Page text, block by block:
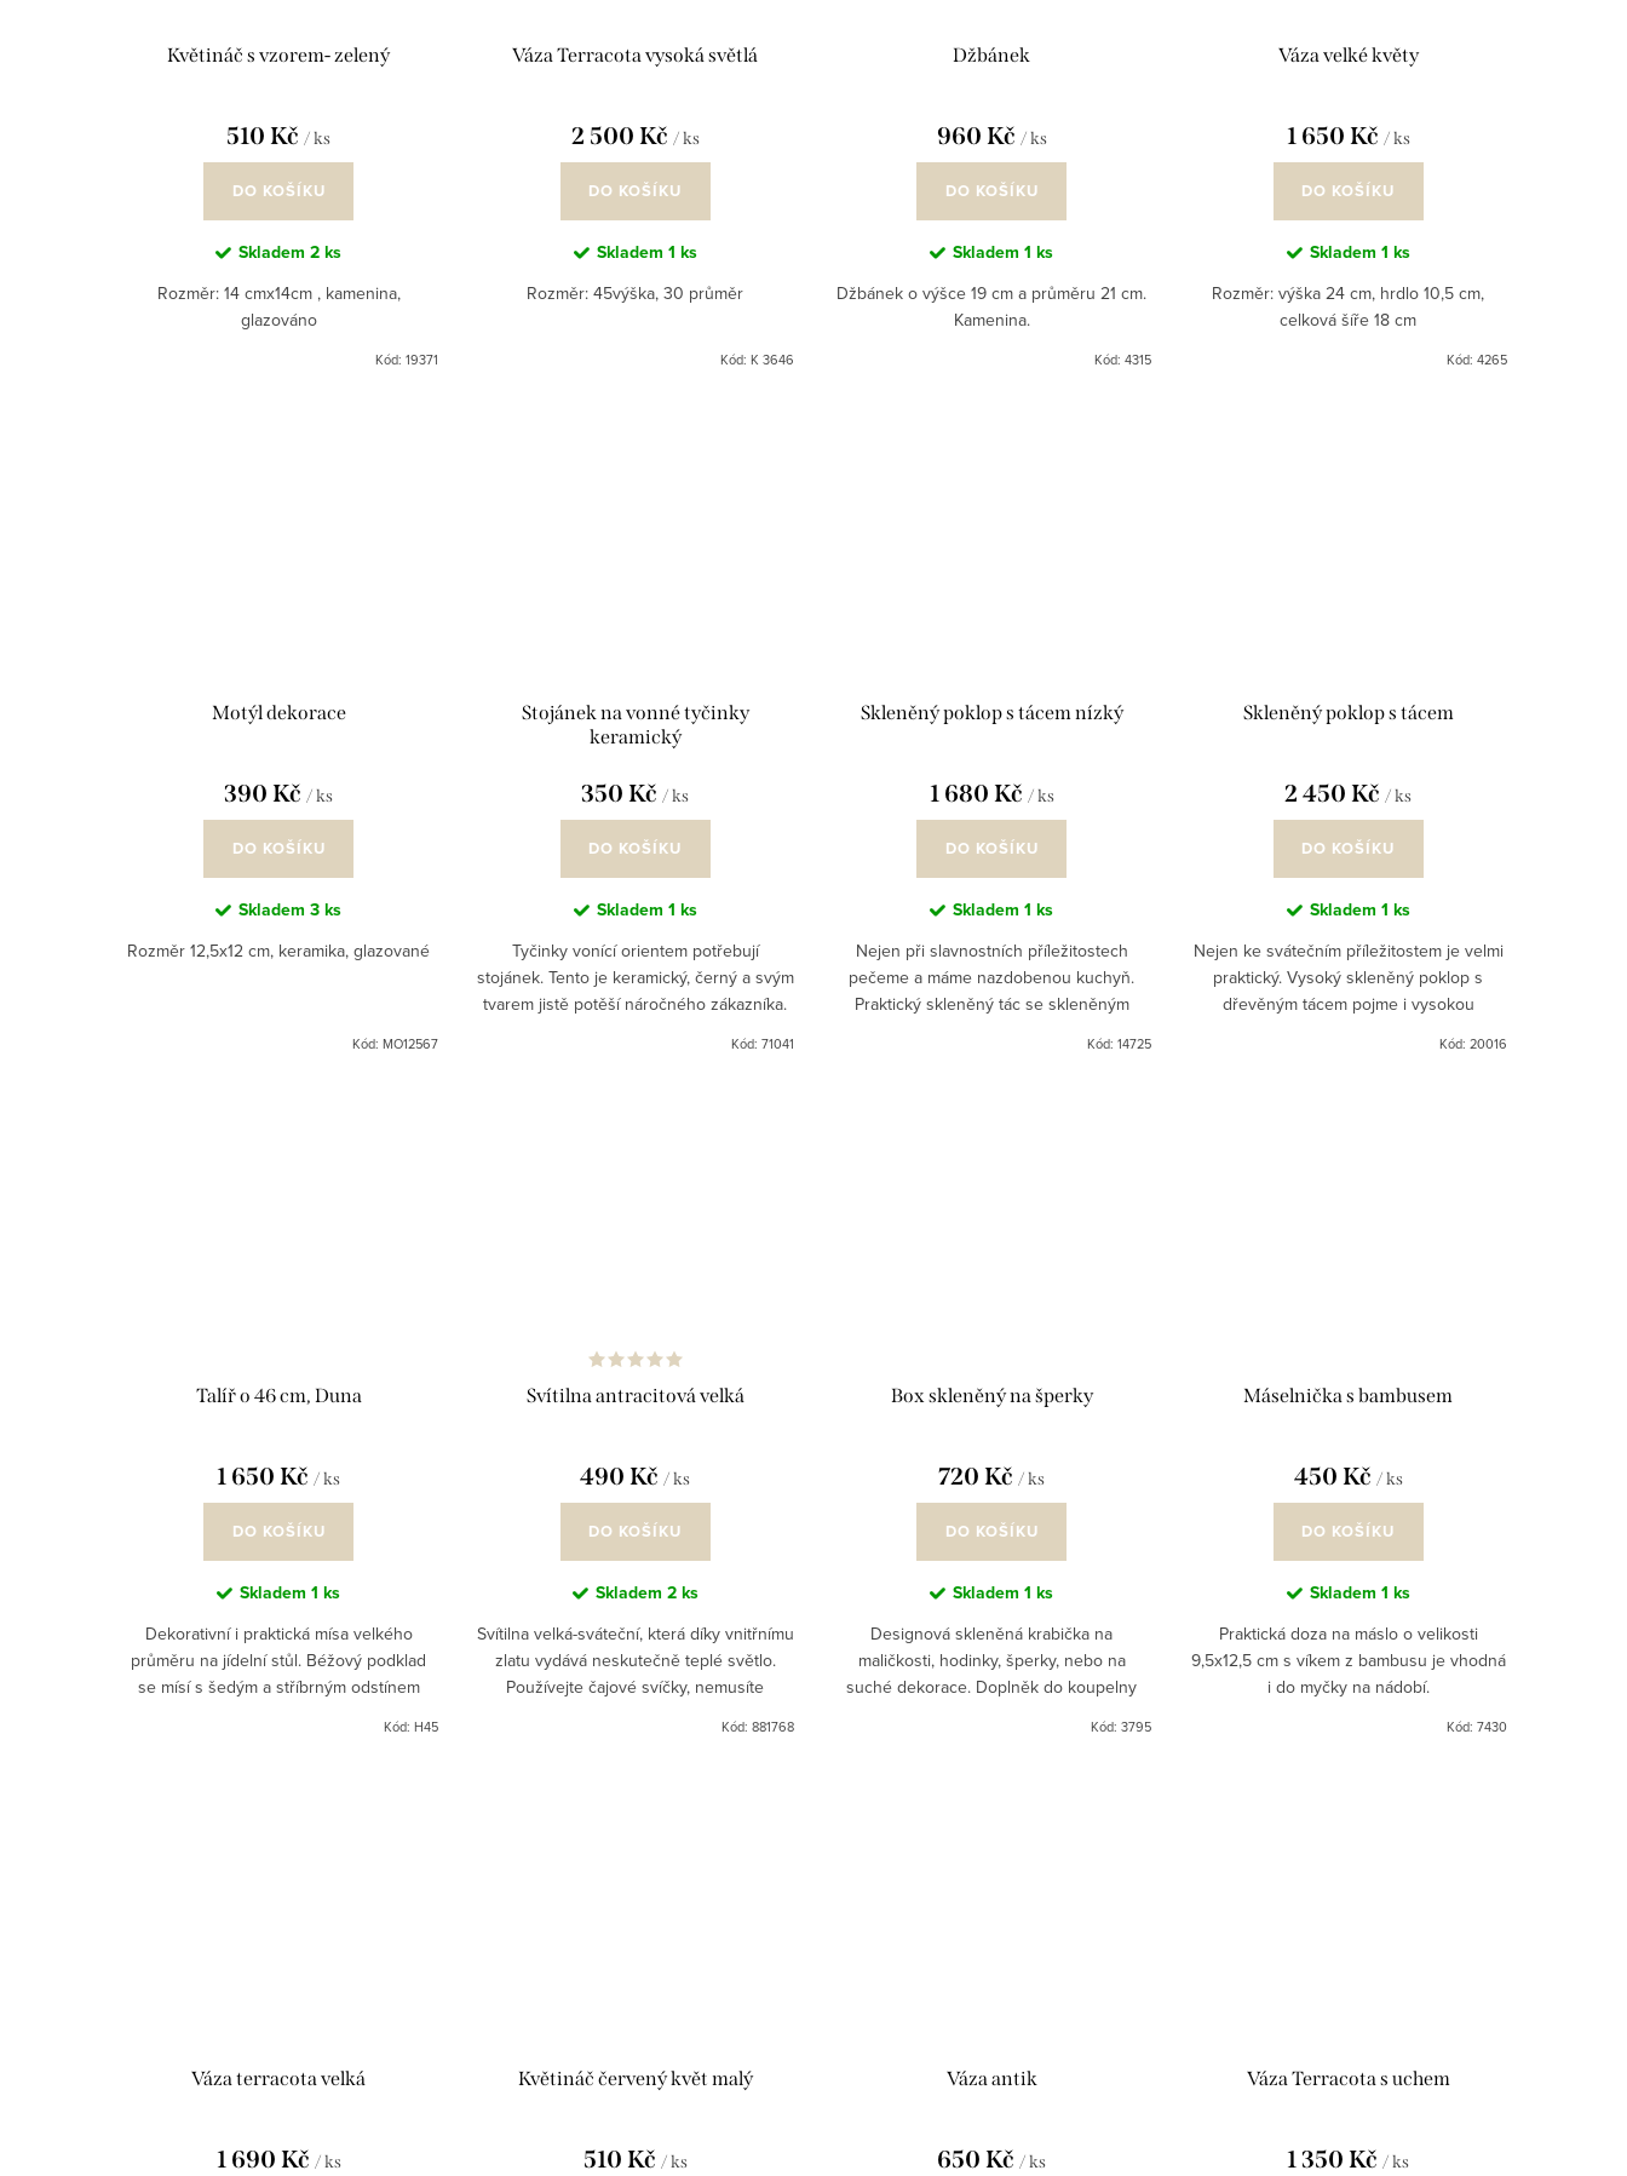
Květináč s vzorem- zelený
510 Kč/ ks
DO KOŠÍKU
Skladem2 ks
Rozměr: 14 cmx14cm , kamenina,
glazováno
Kód: 19371
Váza Terracota vysoká světlá
2 500 Kč / ks
DO KOŠÍKU
Skladem 1 ks
Rozměr: 45výška, 30 průměr
Kód: K 3646
Džbánek
960 Kč / ks
DO KOŠÍKU
Skladem1 ks
Džbánek o výšce 19 cm a průměru 21 cm.
Kamenina.
Kód: 4315
Váza velké květy
1 650 Kč / ks
DO KOŠÍKU
Skladem 1 ks
Rozměr: výška 24 cm, hrdlo 10,5 cm,
celková šíře 18 cm
Kód: 4265
Motýl dekorace
390 Kč / ks
DO KOŠÍKU
Skladem3 ks
Rozměr 12,5x12 cm, keramika, glazované
Kód: MO12567
Stojánek na vonné tyčinky
keramický
350 Kč / ks
DO KOŠÍKU
Skladem 1 ks
Tyčinky vonící orientem potřebují
stojánek. Tento je keramický, černý a svým
tvarem jistě potěší náročného zákazníka.
Kód: 71041
Skleněný poklop s tácem nízký
1 680 Kč / ks
DO KOŠÍKU
Skladem1 ks
Nejen při slavnostních příležitostech
pečeme a máme nazdobenou kuchyň.
Praktický skleněný tác se skleněným
Kód: 14725
Skleněný poklop s tácem
2 450 Kč / ks
DO KOŠÍKU
Skladem 1 ks
Nejen ke svátečním příležitostem je velmi
praktický. Vysoký skleněný poklop s
dřevěným tácem pojme i vysokou
dekorativně. Velký pomocník při...
Kód: 20016
Talíř o 46 cm, Duna
1 650 Kč/ ks
DO KOŠÍKU
Skladem1 ks
Dekorativní i praktická mísa velkého
průměru na jídelní stůl. Béžový podklad
se mísí s šedým a stříbrným odstínem
Kód: H45
Svítilna antracitová velká
490 Kč/ ks
DO KOŠÍKU
Skladem 2 ks
Svítilna velká-sváteční, která díky vnitřnímu
zlatu vydává neskutečně teplé světlo.
Používejte čajové svíčky, nemusíte
Kód: 881768
Box skleněný na šperky
720 Kč/ ks
DO KOŠÍKU
Skladem1 ks
Designová skleněná krabička na
maličkosti, hodinky, šperky, nebo na
suché dekorace. Doplněk do koupelny
jiné nezbytnosti. Krabička se...
Kód: 3795
Máselnička s bambusem
450 Kč / ks
DO KOŠÍKU
Skladem 1 ks
Praktická doza na máslo o velikosti
9,5x12,5 cm s víkem z bambusu je vhodná
i do myčky na nádobí.
Kód: 7430
Váza terracota velká
1 690 Kč / ks
Květináč červený květ malý
510 Kč / ks
Váza antik
650 Kč/ ks
Váza Terracota s uchem
1 350 Kč/ ks